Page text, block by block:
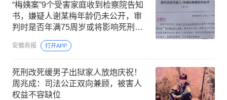
“梅姨案”9个受害家庭收到检察院告知
书，嫌疑人谢某梅年龄仍未公开，审
判时是否年满75周岁或将影响死刑适
用；律师解读
安徽商报 打开APP
死刑改死缓男子出狱家人放炮庆祝！
周兆成：司法公正双向兼顾，被害人
权益不容缺位